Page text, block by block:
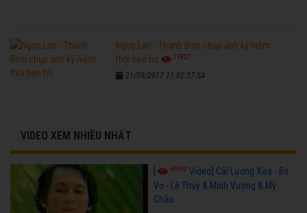
Ngọc Lan - Thanh Bình chụp ảnh kỷ niệm
thời hẹn hò
17827
21/09/2017 11:02:37 SA
VIDEO XEM NHIỀU NHẤT
[ 67092 Video] Cải Lương Xưa - Bơ
Vơ - Lệ Thủy & Minh Vương & Mỹ
Châu